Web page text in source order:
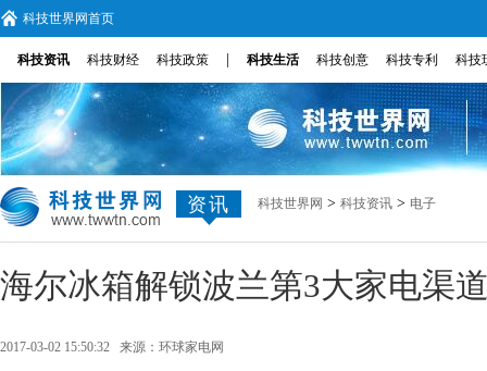
科技世界网首页
科技资讯 科技财经 科技政策 科技生活 科技创意 科技专利 科技
资讯 科技世界网 > 科技资讯 > 电子
海尔冰箱解锁波兰第3大家电渠
2017-03-02 15:50:32 来源： 环球家电网